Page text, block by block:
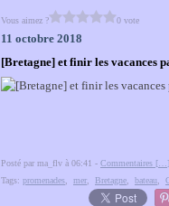
Vous aimez ? 0 vote
11 octobre 2018
[Bretagne] et finir les vacances
Posté par ma_flv à 06:41 - Commentaires [ ]
Tags: promenades mer Bretagne bateau